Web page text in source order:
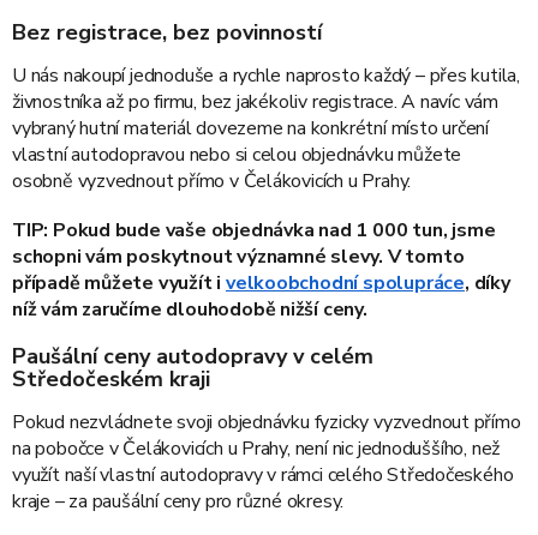
Bez registrace, bez povinností
U nás nakoupí jednoduše a rychle naprosto každý – přes kutila,
živnostníka až po firmu, bez jakékoliv registrace. A navíc vám
vybraný hutní materiál dovezeme na konkrétní místo určení
vlastní autodopravou nebo si celou objednávku můžete
osobně vyzvednout přímo v Čelákovicích u Prahy.
TIP: Pokud bude vaše objednávka nad 1 000 tun, jsme
schopni vám poskytnout významné slevy. V tomto
případě můžete využít i velkoobchodní spolupráce, díky
níž vám zaručíme dlouhodobě nižší ceny.
Paušální ceny autodopravy v celém
Středočeském kraji
Pokud nezvládnete svoji objednávku fyzicky vyzvednout přímo
na pobočce v Čelákovicích u Prahy, není nic jednoduššího, než
využít naší vlastní autodopravy v rámci celého Středočeského
kraje – za paušální ceny pro různé okresy.